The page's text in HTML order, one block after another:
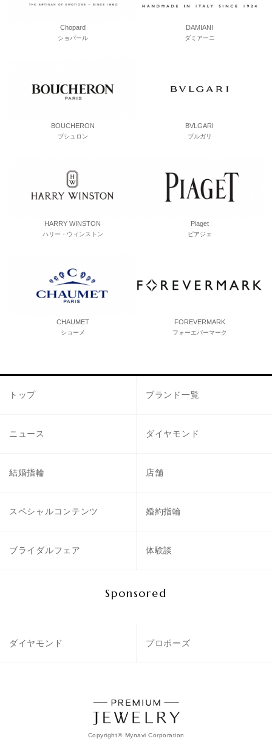
Chopard
ショパール
DAMIANI
ダミアーニ
BOUCHERON
ブシュロン
BVLGARI
ブルガリ
HARRY WINSTON
ハリー・ウィンストン
Piaget
ピアジェ
CHAUMET
ショーメ
FOREVERMARK
フォーエバーマーク
トップ ブランド一覧
ニュース ダイヤモンド
結婚指輪 店舗
スペシャルコンテンツ 婚約指輪
ブライダルフェア 体験談
Sponsored
ダイヤモンド プロポーズ
Copyright© Mynavi Corporation